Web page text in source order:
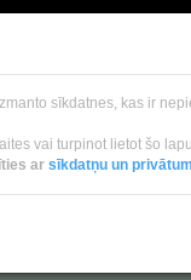
sīkdatnes, kas ir
vai turpinot lietot šo
ar sīkdatņu un